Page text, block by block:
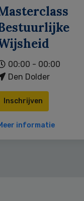
00:00 - 00:00
Den Dolder
Inschrijven
informatie